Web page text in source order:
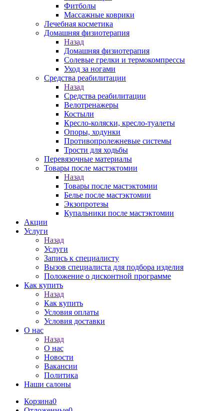
Фитболы
Массажные коврики
Лечебная косметика
Домашняя физиотерапия
Назад
Домашняя физиотерапия
Солевые грелки и термокомпрессы
Уход за ногами
Средства реабилитации
Назад
Средства реабилитации
Велотренажеры
Костыли
Кресло-коляски, кресло-туалеты
Опоры, ходунки
Противопролежневые системы
Трости для ходьбы
Перевязочные материалы
Товары после мастэктомии
Назад
Товары после мастэктомии
Белье после мастэктомии
Экзопротезы
Купальники после мастэктомии
Акции
Услуги
Назад
Услуги
Запись к специалисту
Вызов специалиста для подбора изделия
Положение о дисконтной программе
Как купить
Назад
Как купить
Условия оплаты
Условия доставки
О нас
Назад
О нас
Новости
Вакансии
Политика
Наши салоны
Корзина0